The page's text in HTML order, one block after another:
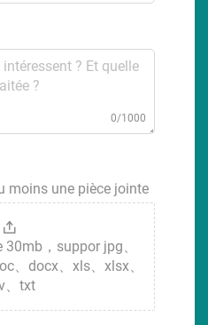
0/1000
moins une pièce jointe
，suppor jpg、
、docx、xls、xlsx、
、txt